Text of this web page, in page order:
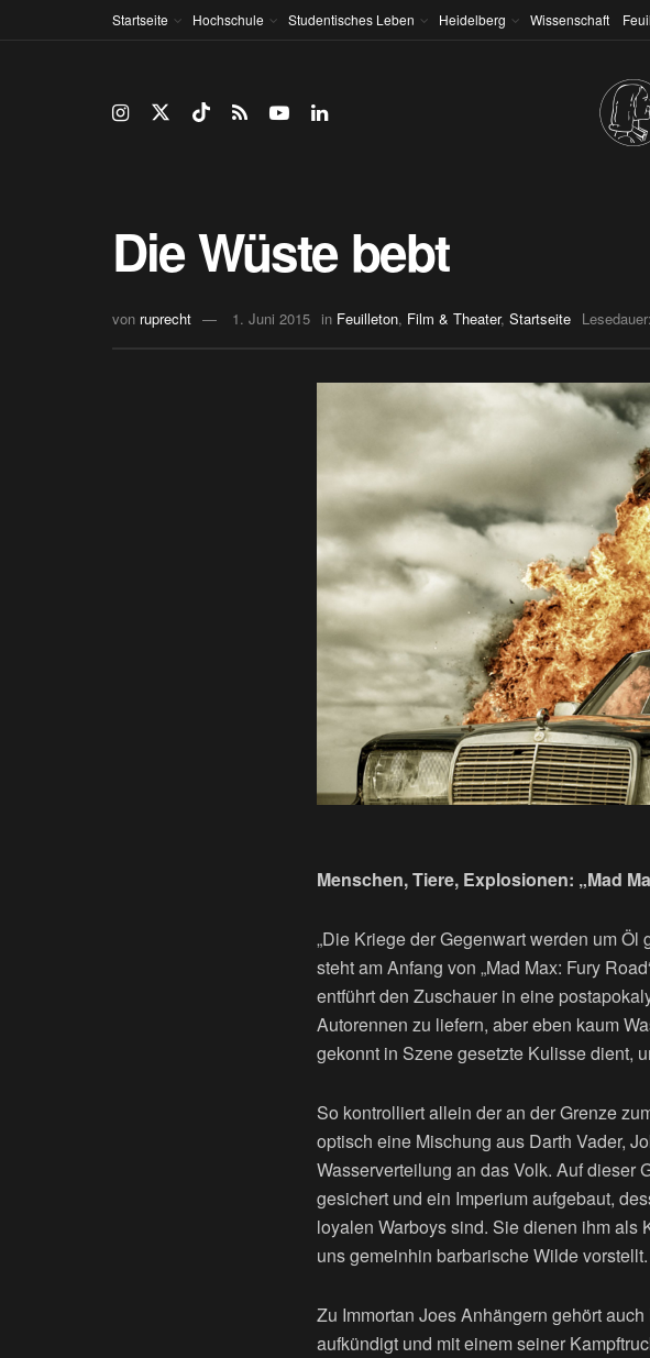
Startseite Hochschule Studentisches Leben Heidelberg Wissenschaft
Die Wüste bebt
von ruprecht 1. Juni 2015 in Feuilleton, Film & Theater, Startseite
Menschen, Tiere, Explosionen: „Mad
„Die Kriege der Gegenwart werden um
steht am Anfang von „Mad Max: Fury
entführt den Zuschauer in eine
Autorennen zu liefern, aber eben kaum
gekonnt in Szene gesetzte Kulisse dient,
So kontrolliert allein der an der Grenze
optisch eine Mischung aus Darth Vader,
Wasserverteilung an das Volk. Auf dieser
gesichert und ein Imperium aufgebaut,
loyalen Warboys sind. Sie dienen ihm als
uns gemeinhin barbarische Wilde vorstellt.
Zu Immortan Joes Anhängern gehört
aufkündigt und mit einem seiner